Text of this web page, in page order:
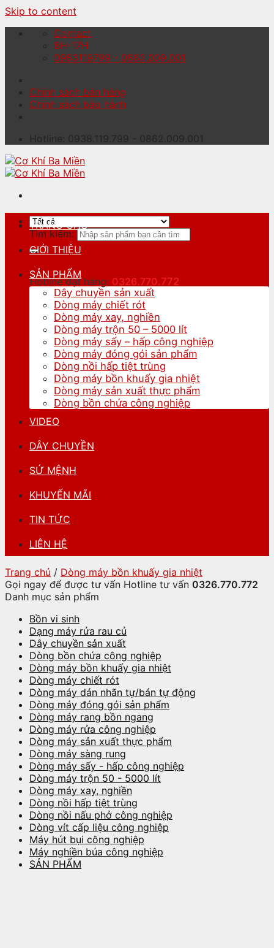
Skip to content
Contact
8H-17H
0983119799 - 0862.009.001
Chính sách bán hàng
Chính sách bảo hành
Hotline: 0938.119.799 - 0862.009.001
Tìm kiếm:
Hotline đặt hàng: 0326.770.772
TRANG CHỦ
GIỚI THIỆU
SẢN PHẨM
Dây chuyền sản xuất
Dòng máy chiết rót
Dòng máy xay, nghiền
Dòng máy trộn 50 – 5000 lít
Dòng máy sấy – hấp công nghiệp
Dòng máy đóng gói sản phẩm
Dòng nồi hấp tiệt trùng
Dòng máy bồn khuấy gia nhiệt
Dòng máy sản xuất thực phẩm
Dòng bồn chứa công nghiệp
VIDEO
DÂY CHUYỀN
SỨ MỆNH
KHUYẾN MÃI
TIN TỨC
LIÊN HỆ
Trang chủ / Dòng máy bồn khuấy gia nhiệt
Gọi ngay để được tư vấn Hotline tư vấn 0326.770.772
Danh mục sản phẩm
Bồn vi sinh
Dạng máy rửa rau củ
Dây chuyền sản xuất
Dòng bồn chứa công nghiệp
Dòng máy bồn khuấy gia nhiệt
Dòng máy chiết rót
Dòng máy dán nhãn tự/bán tự động
Dòng máy đóng gói sản phẩm
Dòng máy rang bồn ngang
Dòng máy rửa công nghiệp
Dòng máy sản xuất thực phẩm
Dòng máy sàng rung
Dòng máy sấy - hấp công nghiệp
Dòng máy trộn 50 - 5000 lít
Dòng máy xay, nghiền
Dòng nồi hấp tiệt trùng
Dòng nồi nấu phở công nghiệp
Dòng vít cấp liệu công nghiệp
Máy hút bụi công nghiệp
Máy nghiền búa công nghiệp
SẢN PHẨM